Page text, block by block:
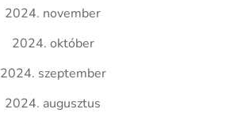
2024. november
2024. október
2024. szeptember
2024. augusztus